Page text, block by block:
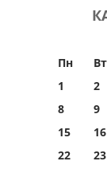
Пн Вт
1
2
8
9
15
16
22
23